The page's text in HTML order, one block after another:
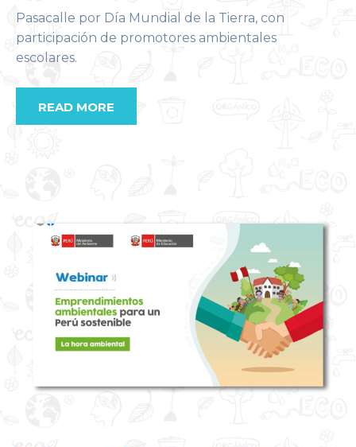
Pasacalle por Día Mundial de la Tierra, con
participación de promotores ambientales
escolares.
READ MORE